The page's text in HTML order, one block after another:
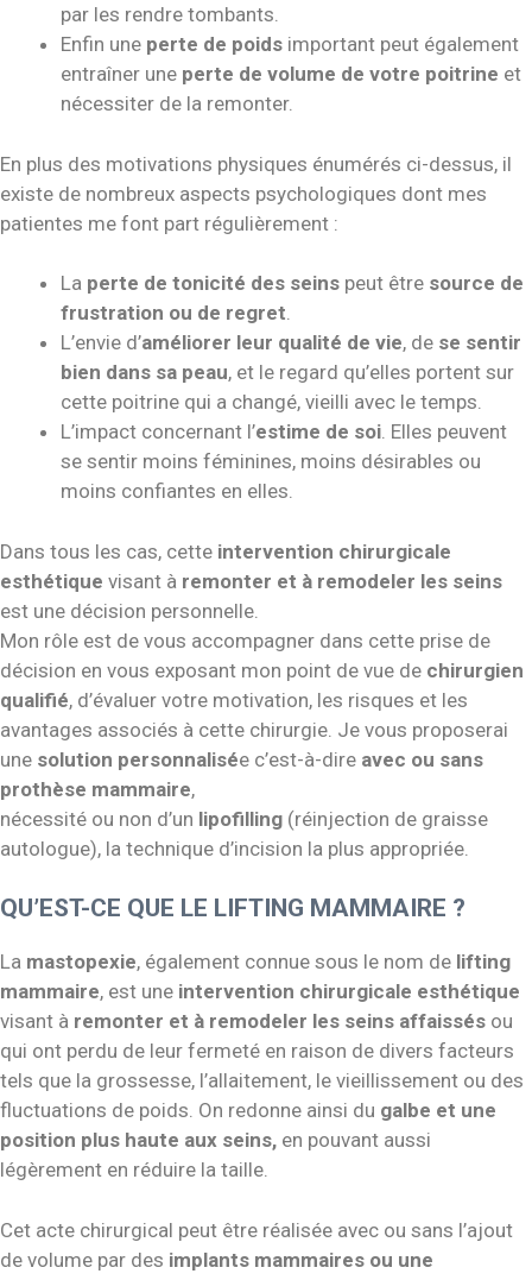
par les rendre tombants.
Enfin une perte de poids important peut également
entraîner une perte de volume de votre poitrine et
nécessiter de la remonter.
En plus des motivations physiques énumérés ci-dessus, il
existe de nombreux aspects psychologiques dont mes
patientes me font part régulièrement :
La perte de tonicité des seins peut être source de
frustration ou de regret.
L’envie d’améliorer leur qualité de vie, de se sentir
bien dans sa peau, et le regard qu’elles portent sur
cette poitrine qui a changé, vieilli avec le temps.
L’impact concernant l’estime de soi. Elles peuvent
se sentir moins féminines, moins désirables ou
moins confiantes en elles.
Dans tous les cas, cette intervention chirurgicale
esthétique visant à remonter et à remodeler les seins
est une décision personnelle.
Mon rôle est de vous accompagner dans cette prise de
décision en vous exposant mon point de vue de chirurgien
qualifié, d’évaluer votre motivation, les risques et les
avantages associés à cette chirurgie. Je vous proposerai
une solution personnalisée c’est-à-dire avec ou sans
prothèse mammaire,
nécessité ou non d’un lipofilling (réinjection de graisse
autologue), la technique d’incision la plus appropriée.
QU’EST-CE QUE LE LIFTING MAMMAIRE ?
La mastopexie, également connue sous le nom de lifting
mammaire, est une intervention chirurgicale esthétique
visant à remonter et à remodeler les seins affaissés ou
qui ont perdu de leur fermeté en raison de divers facteurs
tels que la grossesse, l’allaitement, le vieillissement ou des
fluctuations de poids. On redonne ainsi du galbe et une
position plus haute aux seins, en pouvant aussi
légèrement en réduire la taille.
Cet acte chirurgical peut être réalisée avec ou sans l’ajout
de volume par des implants mammaires ou une